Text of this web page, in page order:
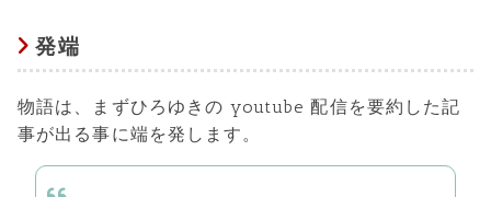
発端
物語は、まずひろゆきの youtube 配信を要約した記
事が出る事に端を発します。